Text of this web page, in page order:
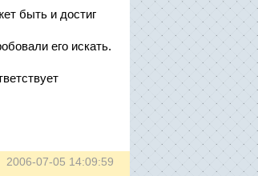
быть и достиг
его искать.
2006-07-05 14:09:59